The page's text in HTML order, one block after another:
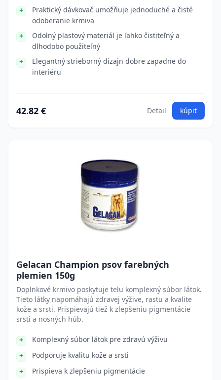
Praktický dávkovač umožňuje jednoduché a čisté
odoberanie krmiva
Odolný plastový materiál je ľahko čistiteľný a
dlhodobo použiteľný
Elegantný strieborný dizajn dobre zapadne do
interiéru
42.82 € Detail kúpiť
Gelacan Champion psov farebných
plemien 150g
Doplnkové krmivo poskytuje telu komplexný súbor látok.
Tieto látky napomáhajú zdravej výžive, rastu a kvalite
kože a srsti. Prispievajú tiež k zlepšeniu pigmentácie
srsti a nosných húb.
Komplexný súbor látok pre zdravú výživu
Podporuje kvalitu kože a srsti
Prispieva k zlepšeniu pigmentácie